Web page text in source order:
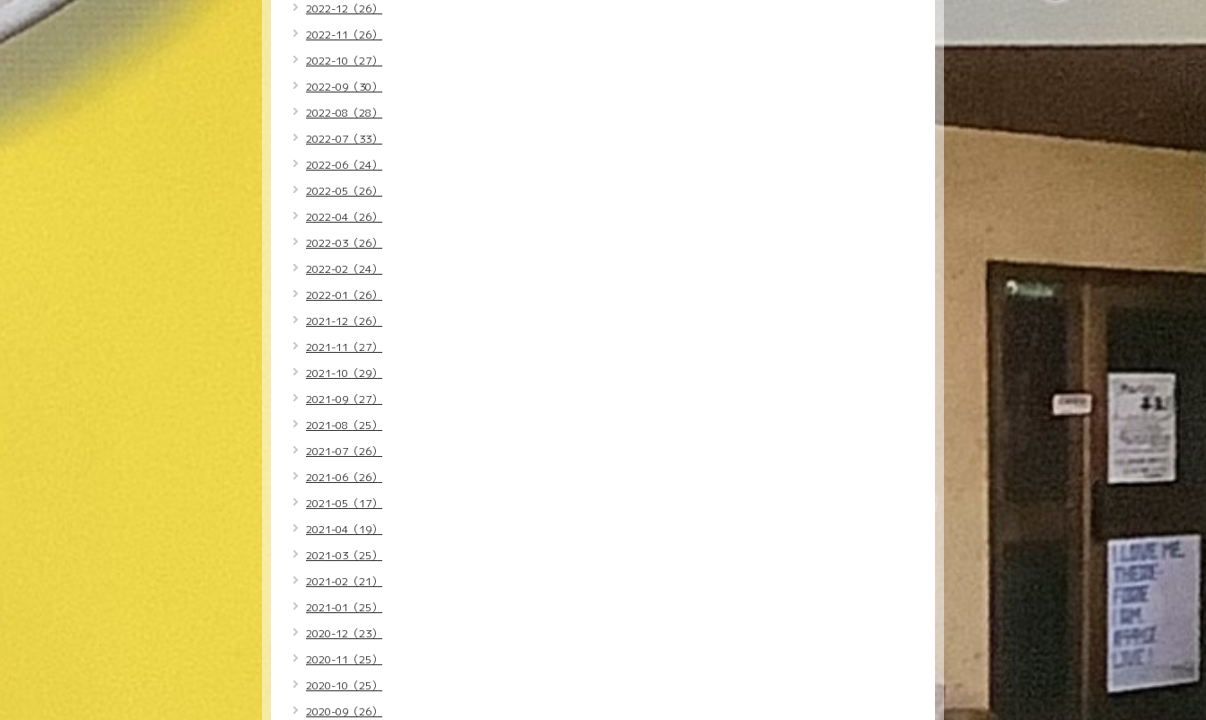
2022-12（26）
2022-11（26）
2022-10（27）
2022-09（30）
2022-08（28）
2022-07（33）
2022-06（24）
2022-05（26）
2022-04（26）
2022-03（26）
2022-02（24）
2022-01（26）
2021-12（26）
2021-11（27）
2021-10（29）
2021-09（27）
2021-08（25）
2021-07（26）
2021-06（26）
2021-05（17）
2021-04（19）
2021-03（25）
2021-02（21）
2021-01（25）
2020-12（23）
2020-11（25）
2020-10（25）
2020-09（26）